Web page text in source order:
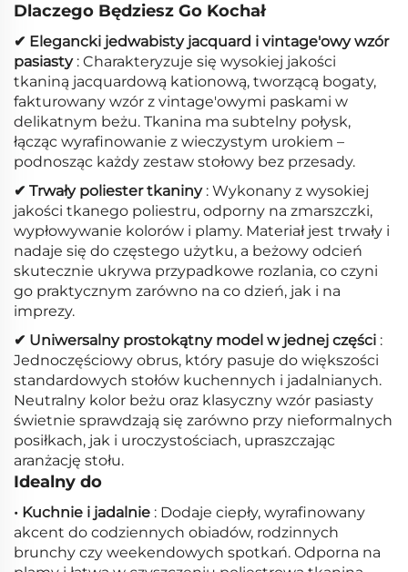
Dlaczego Będziesz Go Kochał
✔ Elegancki jedwabisty jacquard i vintage'owy wzór
pasiasty : Charakteryzuje się wysokiej jakości
tkaniną jacquardową kationową, tworzącą bogaty,
fakturowany wzór z vintage'owymi paskami w
delikatnym beżu. Tkanina ma subtelny połysk,
łącząc wyrafinowanie z wieczystym urokiem –
podnosząc każdy zestaw stołowy bez przesady.
✔ Trwały poliester tkaniny : Wykonany z wysokiej
jakości tkanego poliestru, odporny na zmarszczki,
wypłowywanie kolorów i plamy. Materiał jest trwały i
nadaje się do częstego użytku, a beżowy odcień
skutecznie ukrywa przypadkowe rozlania, co czyni
go praktycznym zarówno na co dzień, jak i na
imprezy.
✔ Uniwersalny prostokątny model w jednej części :
Jednoczęściowy obrus, który pasuje do większości
standardowych stołów kuchennych i jadalnianych.
Neutralny kolor beżu oraz klasyczny wzór pasiasty
świetnie sprawdzają się zarówno przy nieformalnych
posiłkach, jak i uroczystościach, upraszczając
aranżację stołu.
Idealny do
• Kuchnie i jadalnie : Dodaje ciepły, wyrafinowany
akcent do codziennych obiadów, rodzinnych
brunchy czy weekendowych spotkań. Odporna na